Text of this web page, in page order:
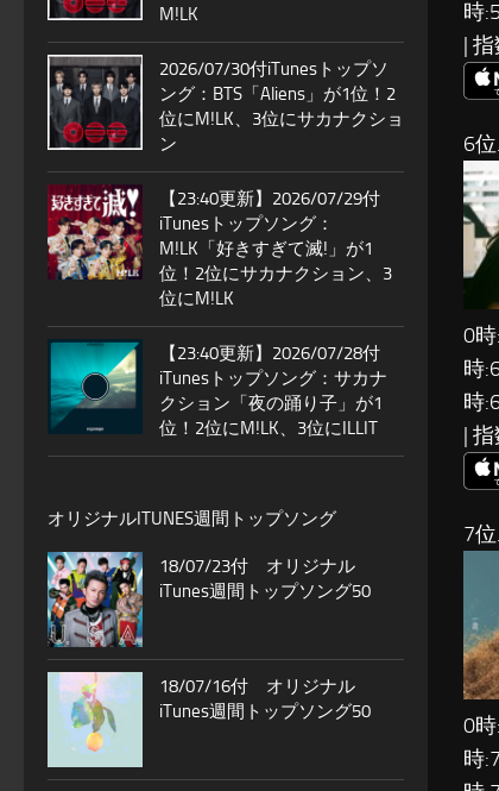
時
|
6
0
時
時
|
7
0
時
M!LK
2026/07/30付iTunesトップソ
ング：BTS「Aliens」が1位！2
位にM!LK、3位にサカナクショ
ン
【23:40更新】2026/07/29付
iTunesトップソング：
M!LK「好きすぎて滅!」が1
位！2位にサカナクション、3
位にM!LK
【23:40更新】2026/07/28付
iTunesトップソング：サカナ
クション「夜の踊り子」が1
位！2位にM!LK、3位にILLIT
オリジナルITUNES週間トップソング
18/07/23付 オリジナル
iTunes週間トップソング50
18/07/16付 オリジナル
iTunes週間トップソング50